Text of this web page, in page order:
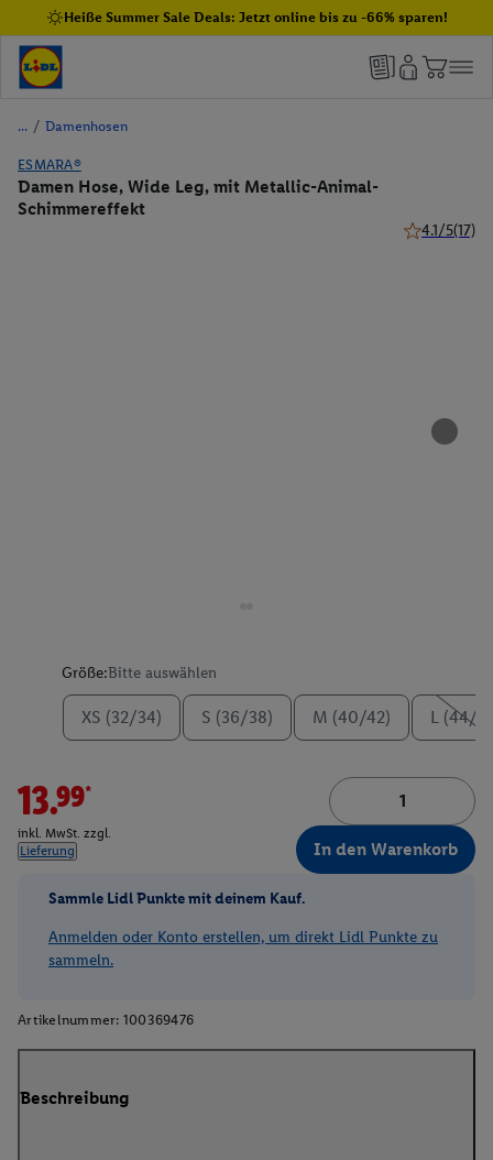
Heiße Summer Sale Deals: Jetzt online bis zu -66% sparen!
/ Damenhosen
ESMARA®
Damen Hose, Wide Leg, mit Metallic-Animal-
Schimmereffekt
4.1/5(17)
Größe:Bitte auswählen
XS (32/34) S (36/38) M (40/42) L (44/
13.99*
inkl. MwSt. zzgl.
Lieferung
In den Warenkorb
Sammle Lidl Punkte mit deinem Kauf.
Anmelden oder Konto erstellen, um direkt Lidl Punkte zu
sammeln.
Artikelnummer: 100369476
Beschreibung